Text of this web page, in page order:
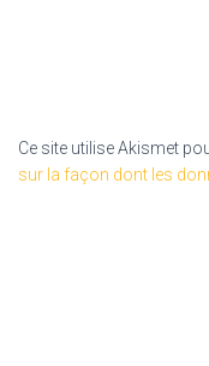
Ce site utilise Akismet
sur la façon dont les